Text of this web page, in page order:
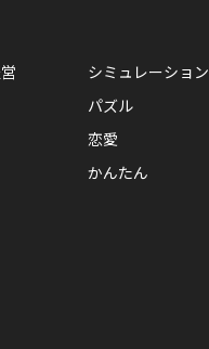
シミュレーション
パズル
恋愛
かんたん